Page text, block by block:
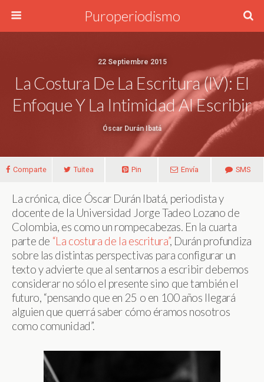
Puroperiodismo
22 Septiembre 2015
La Costura De La Escritura (IV): El
Enfoque Y La Intimidad Al Escribir
Óscar Durán Ibatá
Comparte Tuitea Pin Envía SMS
La crónica, dice Óscar Durán Ibatá, periodista y
docente de la Universidad Jorge Tadeo Lozano de
Colombia, es como un rompecabezas. En la cuarta
parte de “La costura de la escritura”, Durán profundiza
sobre las distintas perspectivas para configurar un
texto y advierte que al sentarnos a escribir debemos
considerar no sólo el presente sino que también el
futuro, “pensando que en 25 o en 100 años llegará
alguien que querrá saber cómo éramos nosotros
como comunidad”.